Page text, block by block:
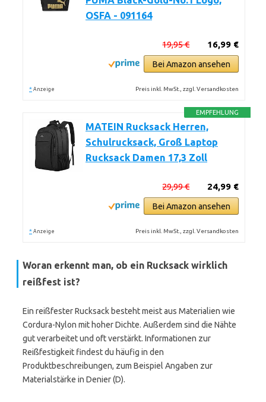
OSFA - 091164
16,99 €
19,95 €
Bei Amazon ansehen
* Anzeige Preis inkl. MwSt., zzgl. Versandkosten
EMPFEHLUNG
MATEIN Rucksack Herren,
Schulrucksack, Groß Laptop
Rucksack Damen 17,3 Zoll
24,99 €
29,99 €
Bei Amazon ansehen
* Anzeige Preis inkl. MwSt., zzgl. Versandkosten
Woran erkennt man, ob ein Rucksack wirklich
reißfest ist?
Ein reißfester Rucksack besteht meist aus Materialien wie
Cordura-Nylon mit hoher Dichte. Außerdem sind die Nähte
gut verarbeitet und oft verstärkt. Informationen zur
Reißfestigkeit findest du häufig in den
Produktbeschreibungen, zum Beispiel Angaben zur
Materialstärke in Denier (D).